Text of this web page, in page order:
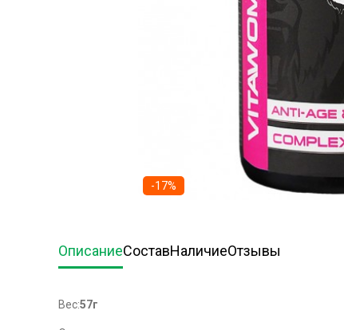
-17%
Описание
Вес:57г
СоставНаличиеОтзывы